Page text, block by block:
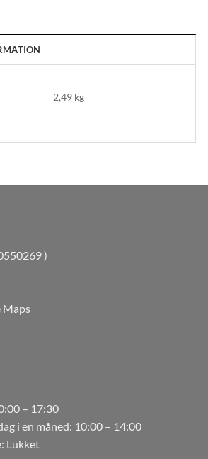
2,49 kg
)
Maps
– 17:30
i en måned: 10:00 – 14:00
Lukket